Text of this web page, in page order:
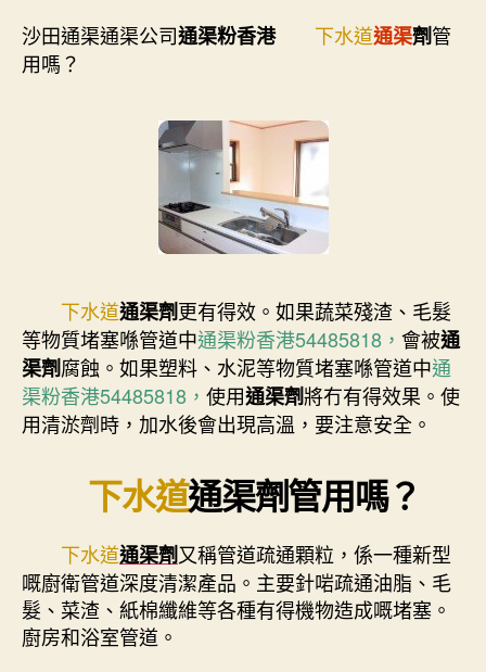
沙田通渠通渠公司通渠粉香港 下水道通渠劑管
用嗎？
下水道通渠劑更有得效。如果蔬菜殘渣、毛髮
等物質堵塞喺管道中通渠粉香港54485818， 會被通
渠劑腐蝕。如果塑料、水泥等物質堵塞喺管道中通
渠粉香港54485818， 使用通渠劑將冇有得效果。使
用清淤劑時，加水後會出現高溫，要注意安全。
下水道通渠劑管用嗎？
下水道通渠劑又稱管道疏通顆粒，係一種新型
嘅廚衛管道深度清潔產品。主要針啱疏通油脂、毛
髮、菜渣、紙棉纖維等各種有得機物造成嘅堵塞。
廚房和浴室管道。